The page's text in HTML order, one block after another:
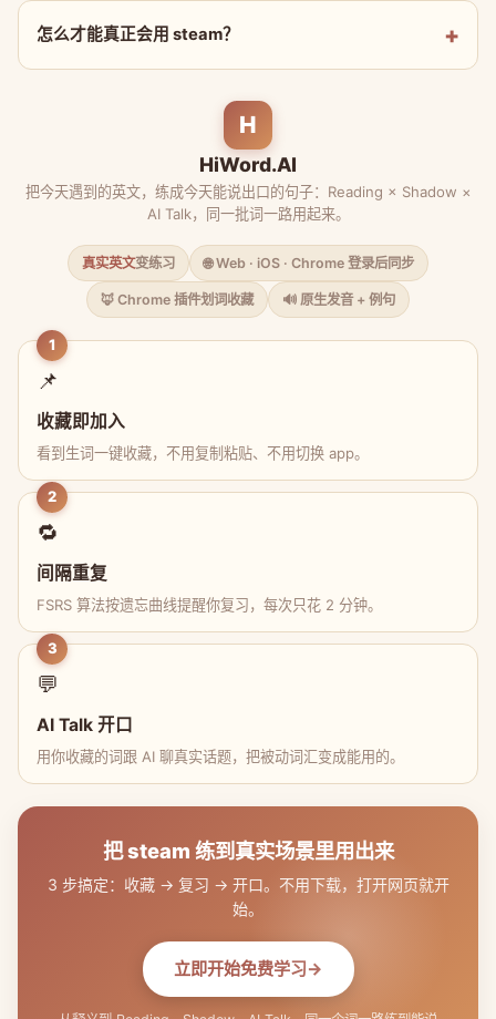
怎么才能真正会用 steam？
H
HiWord.AI
把今天遇到的英文，练成今天能说出口的句子：Reading × Shadow ×
AI Talk，同一批词一路用起来。
真实英文变练习 🌐 Web · iOS · Chrome 登录后同步
🦊 Chrome 插件划词收藏 🔊 原生发音 + 例句
1
📌
收藏即加入
看到生词一键收藏，不用复制粘贴、不用切换 app。
2
🔁
间隔重复
FSRS 算法按遗忘曲线提醒你复习，每次只花 2 分钟。
3
💬
AI Talk 开口
用你收藏的词跟 AI 聊真实话题，把被动词汇变成能用的。
把 steam 练到真实场景里用出来
3 步搞定：收藏 → 复习 → 开口。不用下载，打开网页就开
始。
立即开始免费学习